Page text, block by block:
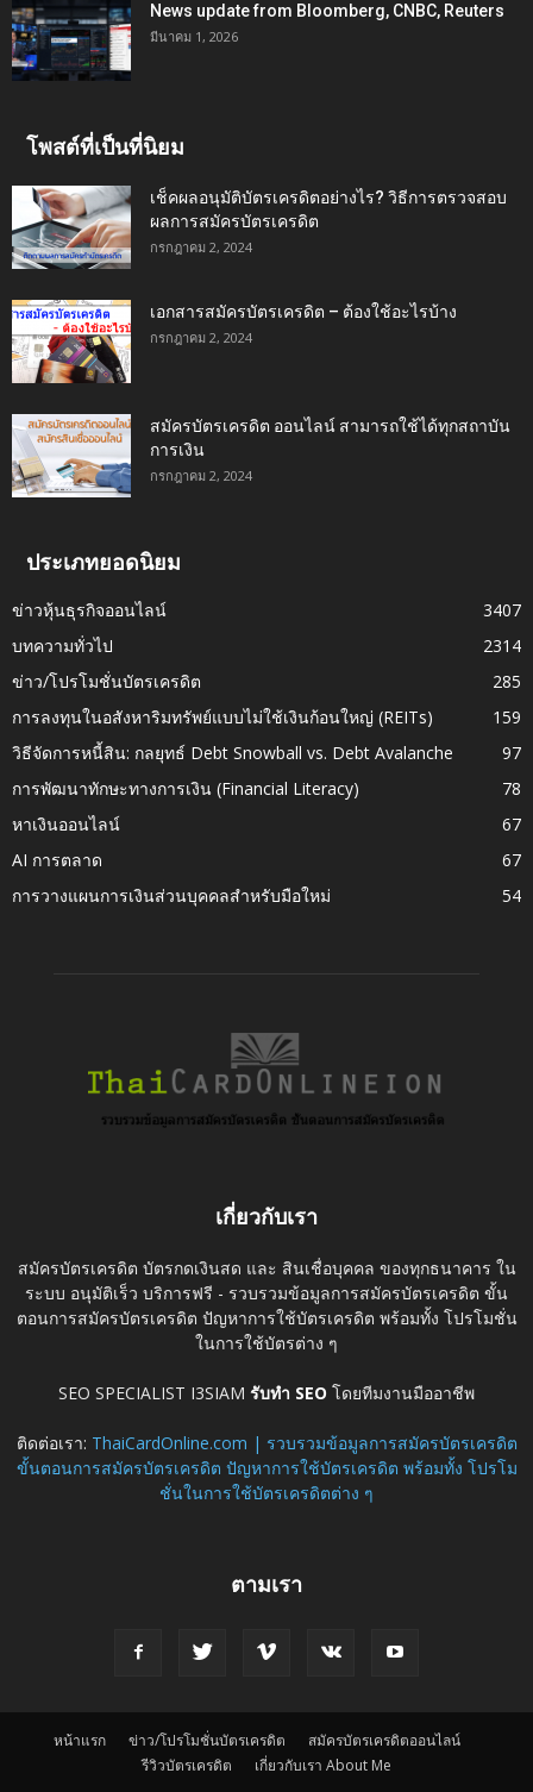
News update from Bloomberg, CNBC, Reuters
มีนาคม 1, 2026
โพสต์ที่เป็นที่นิยม
เช็คผลอนุมัติบัตรเครดิตอย่างไร? วิธีการตรวจสอบ
ผลการสมัครบัตรเครดิต
กรกฎาคม 2, 2024
เอกสารสมัครบัตรเครดิต – ต้องใช้อะไรบ้าง
กรกฎาคม 2, 2024
สมัครบัตรเครดิต ออนไลน์ สามารถใช้ได้ทุกสถาบัน
การเงิน
กรกฎาคม 2, 2024
ประเภทยอดนิยม
ข่าวหุ้นธุรกิจออนไลน์
3407
บทความทั่วไป
2314
ข่าว/โปรโมชั่นบัตรเครดิต
285
การลงทุนในอสังหาริมทรัพย์แบบไม่ใช้เงินก้อนใหญ่ (REITs)
159
วิธีจัดการหนี้สิน: กลยุทธ์ Debt Snowball vs. Debt Avalanche
97
การพัฒนาทักษะทางการเงิน (Financial Literacy)
78
หาเงินออนไลน์
67
AI การตลาด
67
การวางแผนการเงินส่วนบุคคลสำหรับมือใหม่
54
เกี่ยวกับเรา
สมัครบัตรเครดิต บัตรกดเงินสด และ สินเชื่อบุคคล ของทุกธนาคาร ใน
ระบบ อนุมัติเร็ว บริการฟรี - รวบรวมข้อมูลการสมัครบัตรเครดิต ขั้น
ตอนการสมัครบัตรเครดิต ปัญหาการใช้บัตรเครดิต พร้อมทั้ง โปรโมชั่น
ในการใช้บัตรต่าง ๆ
SEO SPECIALIST I3SIAM รับทำ SEO โดยทีมงานมืออาชีพ
ติดต่อเรา: ThaiCardOnline.com | รวบรวมข้อมูลการสมัครบัตรเครดิต
ขั้นตอนการสมัครบัตรเครดิต ปัญหาการใช้บัตรเครดิต พร้อมทั้ง โปรโม
ชั่นในการใช้บัตรเครดิตต่าง ๆ
ตามเรา
หน้าแรก ข่าว/โปรโมชั่นบัตรเครดิต
สมัครบัตรเครดิตออนไลน์
รีวิวบัตรเครดิต
เกี่ยวกับเรา About Me